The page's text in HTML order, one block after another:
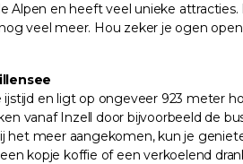
Alpen en heeft veel unieke
veel meer. Hou zeker je ogen
ijstijd en ligt op ongeveer 923 meter
vanaf Inzell door bijvoorbeeld de
het meer aangekomen, kun je
kopje koffie of een verkoelend